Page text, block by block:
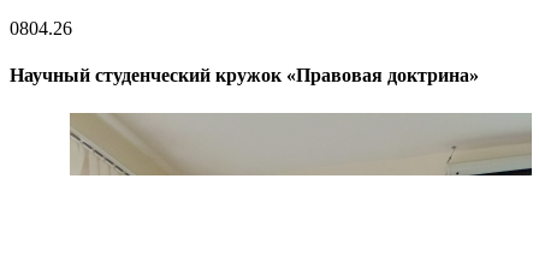
0804.26
Научный студенческий кружок «Правовая доктрина»